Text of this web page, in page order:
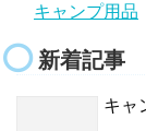
キャンプ用品
新着記事
キャ